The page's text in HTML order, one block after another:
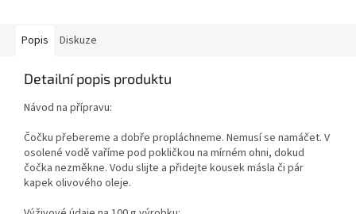
Popis Diskuze
Detailní popis produktu
Návod na přípravu:
Čočku přebereme a dobře propláchneme. Nemusí se namáčet. V
osolené vodě vaříme pod pokličkou na mírném ohni, dokud
čočka nezměkne. Vodu slijte a přidejte kousek másla či pár
kapek olivového oleje.